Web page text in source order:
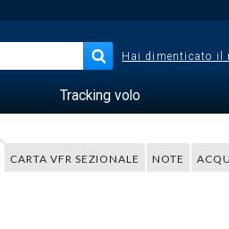
Hai dimenticato il
Tracking volo
CARTA VFR SEZIONALE NOTE